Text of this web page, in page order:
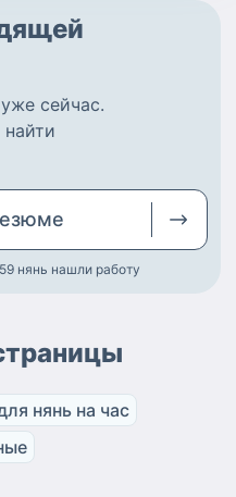
уже сейчас.
нянь нашли работу
нянь на час